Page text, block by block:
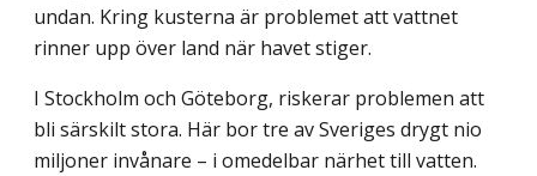
undan. Kring kusterna är problemet att vattnet
rinner upp över land när havet stiger.
I Stockholm och Göteborg, riskerar problemen att
bli särskilt stora. Här bor tre av Sveriges drygt nio
miljoner invånare – i omedelbar närhet till vatten.